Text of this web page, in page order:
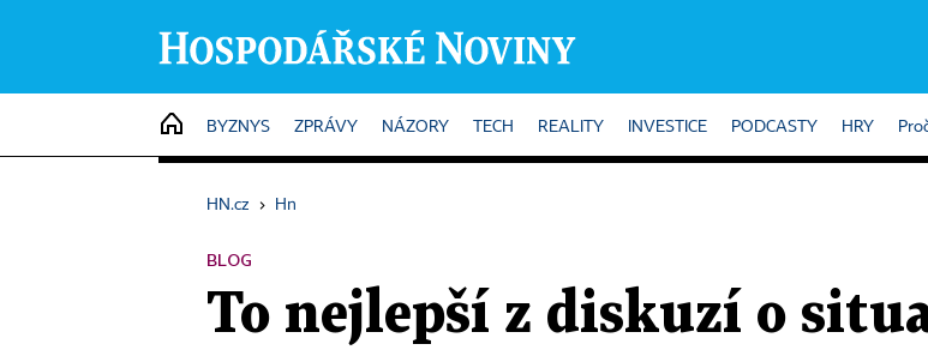
HOME
BYZNYS ZPRÁVY NÁZORY TECH REALITY INVESTICE PODCASTY HRY
HN.cz › Hn
BLOG
To nejlepší z diskuzí o